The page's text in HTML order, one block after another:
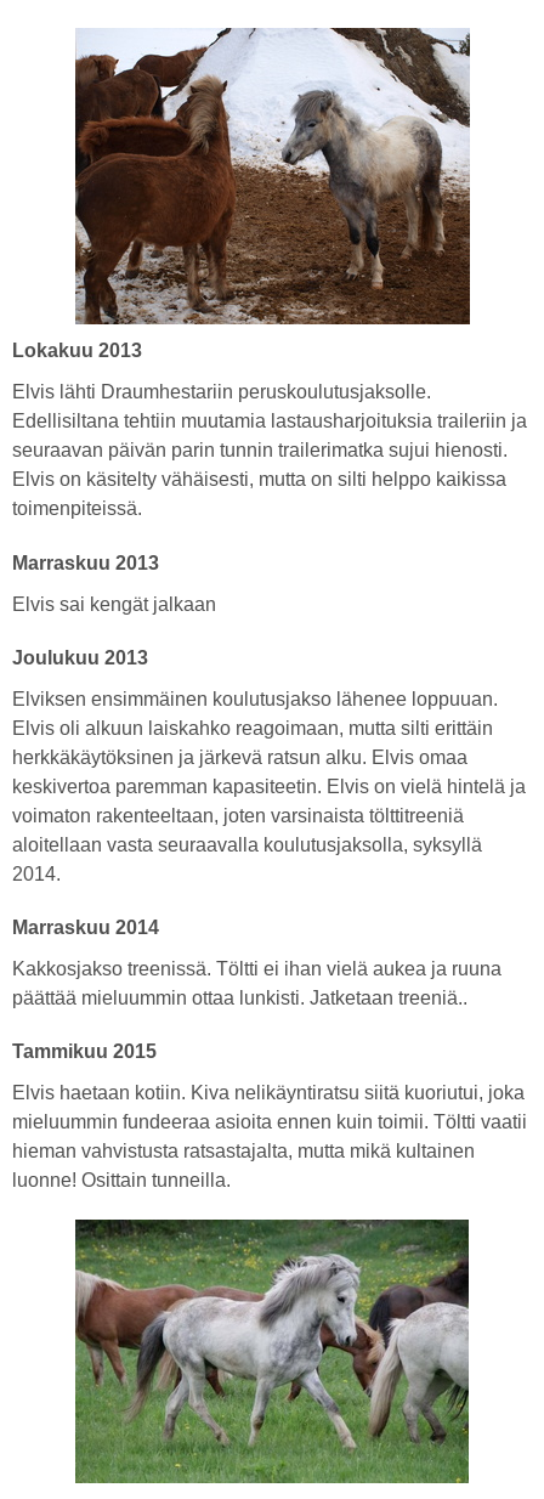
Lokakuu 2013
Elvis lähti Draumhestariin peruskoulutusjaksolle.
Edellisiltana tehtiin muutamia lastausharjoituksia traileriin ja
seuraavan päivän parin tunnin trailerimatka sujui hienosti.
Elvis on käsitelty vähäisesti, mutta on silti helppo kaikissa
toimenpiteissä.
Marraskuu 2013
Elvis sai kengät jalkaan
Joulukuu 2013
Elviksen ensimmäinen koulutusjakso lähenee loppuuan.
Elvis oli alkuun laiskahko reagoimaan, mutta silti erittäin
herkkäkäytöksinen ja järkevä ratsun alku. Elvis omaa
keskivertoa paremman kapasiteetin. Elvis on vielä hintelä ja
voimaton rakenteeltaan, joten varsinaista tölttitreeniä
aloitellaan vasta seuraavalla koulutusjaksolla, syksyllä
2014.
Marraskuu 2014
Kakkosjakso treenissä. Töltti ei ihan vielä aukea ja ruuna
päättää mieluummin ottaa lunkisti. Jatketaan treeniä..
Tammikuu 2015
Elvis haetaan kotiin. Kiva nelikäyntiratsu siitä kuoriutui, joka
mieluummin fundeeraa asioita ennen kuin toimii. Töltti vaatii
hieman vahvistusta ratsastajalta, mutta mikä kultainen
luonne! Osittain tunneilla.